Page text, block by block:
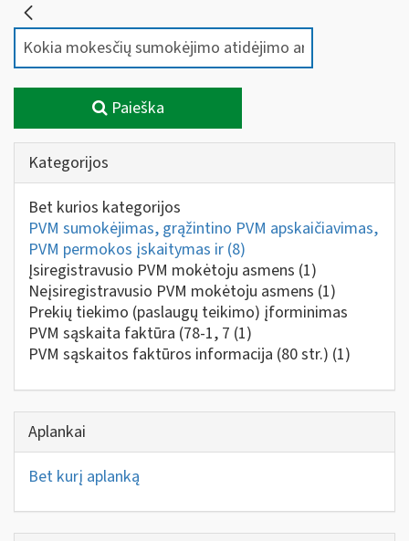
Paieška
Kategorijos
Bet kurios kategorijos
PVM sumokėjimas, grąžintino PVM apskaičiavimas,
PVM permokos įskaitymas ir (8)
Įsiregistravusio PVM mokėtoju asmens (1)
Neįsiregistravusio PVM mokėtoju asmens (1)
Prekių tiekimo (paslaugų teikimo) įforminimas
PVM sąskaita faktūra (78-1, 7 (1)
PVM sąskaitos faktūros informacija (80 str.) (1)
Aplankai
Bet kurį aplanką